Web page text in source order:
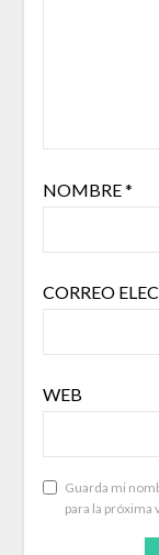
NOMBRE*
CORREO
WEB
Guarda mi
para la próxima